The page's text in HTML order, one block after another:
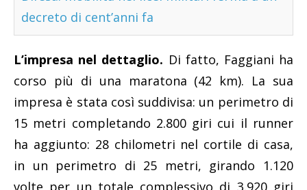
decreto di cent’anni fa
L’impresa nel dettaglio. Di fatto, Faggiani ha
corso più di una maratona (42 km). La sua
impresa è stata così suddivisa: un perimetro di
15 metri completando 2.800 giri cui il runner
ha aggiunto: 28 chilometri nel cortile di casa,
in un perimetro di 25 metri, girando 1.120
volte per un totale complessivo di 3.920 giri